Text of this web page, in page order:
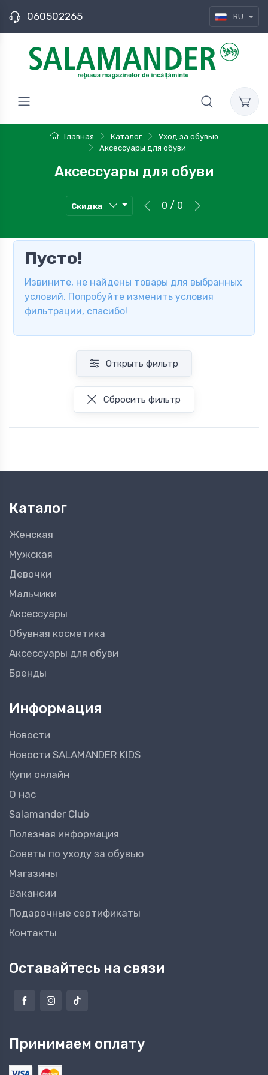
060502265 RU
Главная Каталог
Уход за обувью
Аксессуары для обуви
Аксессуары для обуви
Скидка 0 / 0
Пусто!
Извините, не найдены товары для выбранных
условий. Попробуйте изменить условия
фильтрации, спасибо!
Открыть фильтр
Сбросить фильтр
Каталог
Женская
Мужская
Девочки
Мальчики
Аксессуары
Обувная косметика
Аксессуары для обуви
Бренды
Информация
Новости
Новости SALAMANDER KIDS
Купи онлайн
О нас
Salamander Club
Полезная информация
Советы по уходу за обувью
Магазины
Вакансии
Подарочные сертификаты
Контакты
Оставайтесь на связи
Принимаем оплату